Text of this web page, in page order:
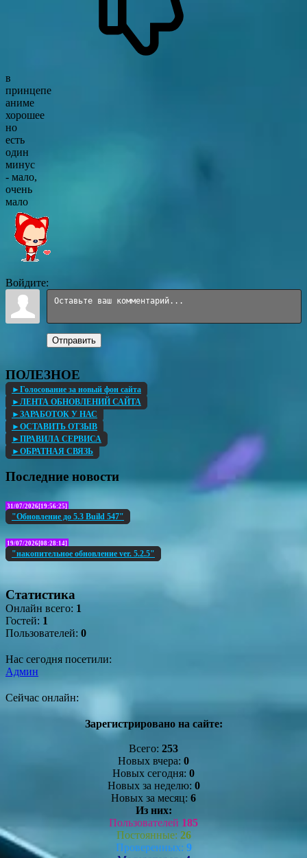
в
принцепе
аниме
хорошее
но
есть
один
минус
- мало,
очень
мало
Войдите:
Отправить
ПОЛЕЗНОЕ
►Голосование за новый фон сайта
►ЛЕНТА ОБНОВЛЕНИЙ САЙТА
►ЗАРАБОТОК У НАС
►ОСТАВИТЬ ОТЗЫВ
►ПРАВИЛА СЕРВИСА
►ОБРАТНАЯ СВЯЗЬ
Последние новости
31/07/2026[19:56:25]
"Обновление до 5.3 Build 547"
19/07/2026[08:28:14]
"накопительное обновление ver. 5.2.5"
Статистика
Онлайн всего: 1
Гостей: 1
Пользователей: 0
Нас сегодня посетили:
Админ
Сейчас онлайн:
Зарегистрировано на сайте:
Всего: 253
Новых вчера: 0
Новых сегодня: 0
Новых за неделю: 0
Новых за месяц: 6
Из них:
Пользователей 185
Постоянные: 26
Проверенных: 9